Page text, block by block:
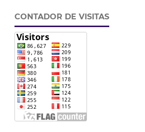
CONTADOR DE VISITAS